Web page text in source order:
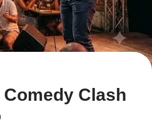
Clash